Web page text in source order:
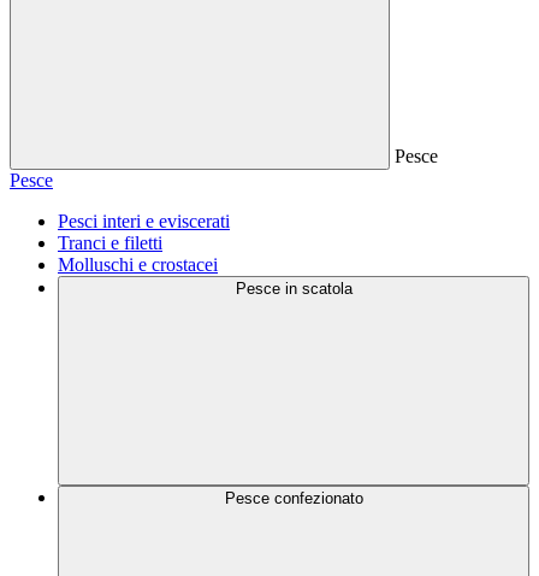
Pesce
Pesce
Pesci interi e eviscerati
Tranci e filetti
Molluschi e crostacei
Pesce in scatola
Pesce confezionato